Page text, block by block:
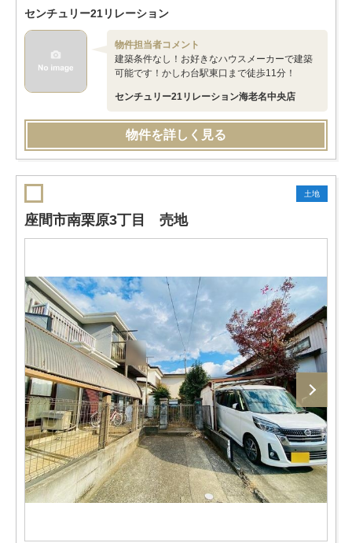
センチュリー21リレーション
物件担当者コメント
建築条件なし！お好きなハウスメーカーで建築
可能です！かしわ台駅東口まで徒歩11分！
センチュリー21リレーション海老名中央店
物件を詳しく見る
土地
座間市南栗原3丁目 売地